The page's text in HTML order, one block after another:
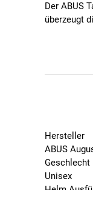
Der ABUS
überzeugt
Mit
18
Flow
Acti
Hersteller
ABUS
Geschlecht
Unisex
Helm